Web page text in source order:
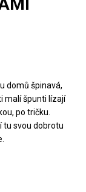
domů špinavá,
malí špunti lízají
po tričku.
tu svou dobrotu